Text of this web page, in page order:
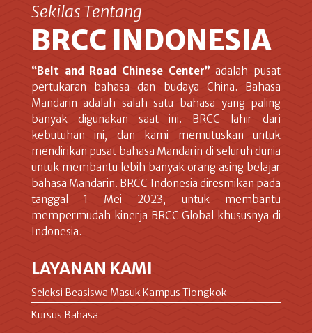
Sekilas Tentang
BRCC INDONESIA
“Belt and Road Chinese Center” adalah pusat
pertukaran bahasa dan budaya China. Bahasa
Mandarin adalah salah satu bahasa yang paling
banyak digunakan saat ini. BRCC lahir dari
kebutuhan ini, dan kami memutuskan untuk
mendirikan pusat bahasa Mandarin di seluruh dunia
untuk membantu lebih banyak orang asing belajar
bahasa Mandarin. BRCC Indonesia diresmikan pada
tanggal 1 Mei 2023, untuk membantu
mempermudah kinerja BRCC Global khususnya di
Indonesia.
LAYANAN KAMI
Seleksi Beasiswa Masuk Kampus Tiongkok
Kursus Bahasa